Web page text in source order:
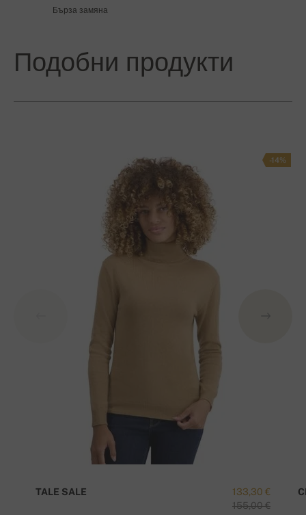
Бърза замяна
Подобни продукти
-14%
133,30 €
155,00 €
TALE SALE